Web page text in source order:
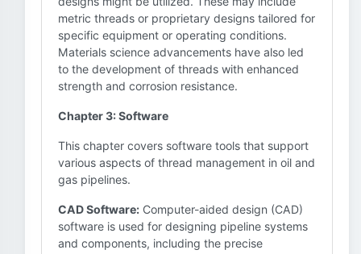
metric threads or proprietary designs tailored for
specific equipment or operating conditions.
Materials science advancements have also led
to the development of threads with enhanced
strength and corrosion resistance.
Chapter 3: Software
This chapter covers software tools that support
various aspects of thread management in oil and
gas pipelines.
CAD Software: Computer-aided design (CAD)
software is used for designing pipeline systems
and components, including the precise